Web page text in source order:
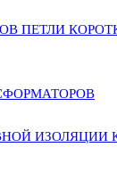
ПЕТЛИ
ИЗОЛЯЦИИ